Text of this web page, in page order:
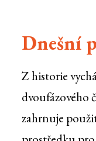
Dnešní
Z historie
dvoufázového
zahrnuje